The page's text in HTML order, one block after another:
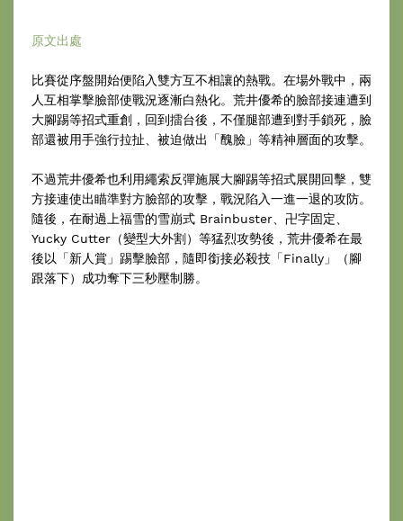
原文出處
比賽從序盤開始便陷入雙方互不相讓的熱戰。在場外戰中，兩
人互相掌擊臉部使戰況逐漸白熱化。荒井優希的臉部接連遭到
大腳踢等招式重創，回到擂台後，不僅腿部遭到對手鎖死，臉
部還被用手強行拉扯、被迫做出「醜臉」等精神層面的攻擊。
不過荒井優希也利用繩索反彈施展大腳踢等招式展開回擊，雙
方接連使出瞄準對方臉部的攻擊，戰況陷入一進一退的攻防。
隨後，在耐過上福雪的雪崩式 Brainbuster、卍字固定、
Yucky Cutter（變型大外割）等猛烈攻勢後，荒井優希在最
後以「新人賞」踢擊臉部，隨即銜接必殺技「Finally」（腳
跟落下）成功奪下三秒壓制勝。